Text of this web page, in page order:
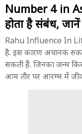
Number 4 in
होता है संबंध,
Rahu Influence In
है. इस कारण अचानक
सकती हैं. जिनका जन्म
आम तौर पर आरम्भ में